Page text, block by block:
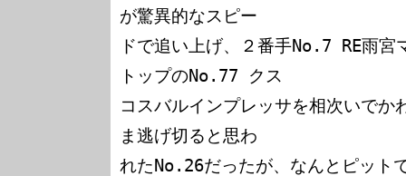
が驚異的なスピー
ドで追い上げ、２番手No.7 RE雨宮
トップのNo.77 クス
コスバルインプレッサを相次いでか
ま逃げ切ると思わ
れたNo.26だったが、なんとピット